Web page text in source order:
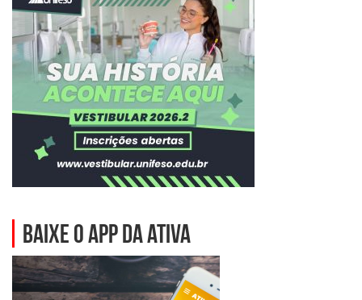
BAIXE O APP DA ATIVA